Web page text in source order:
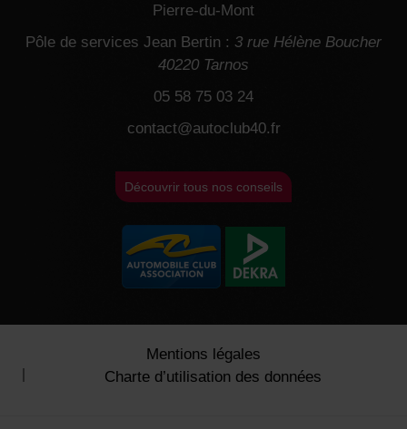
Pierre-du-Mont
Pôle de services Jean Bertin : 3 rue Hélène Boucher
40220 Tarnos
05 58 75 03 24
contact@autoclub40.fr
Découvrir tous nos conseils
Mentions légales
Charte d’utilisation des données